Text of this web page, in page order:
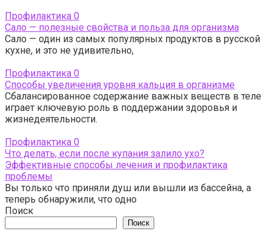
Профилактика 0
Сало — полезные свойства и польза для организма
Сало — один из самых популярных продуктов в русской
кухне, и это не удивительно,
Профилактика 0
Способы увеличения уровня кальция в организме
Сбалансированное содержание важных веществ в теле
играет ключевую роль в поддержании здоровья и
жизнедеятельности.
Профилактика 0
Что делать, если после купания залило ухо?
Эффективные способы лечения и профилактика
проблемы
Вы только что приняли душ или вышли из бассейна, а
теперь обнаружили, что одно
Поиск
Поиск